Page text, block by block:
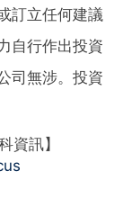
訂立任何建議
自行作出投資
司無涉。投資
資訊】